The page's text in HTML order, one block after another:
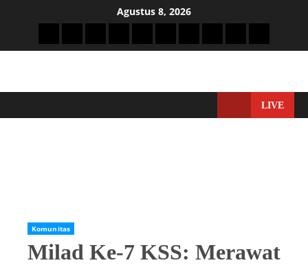
Agustus 8, 2026
LIVE
Komunitas
Milad Ke-7 KSS: Merawat